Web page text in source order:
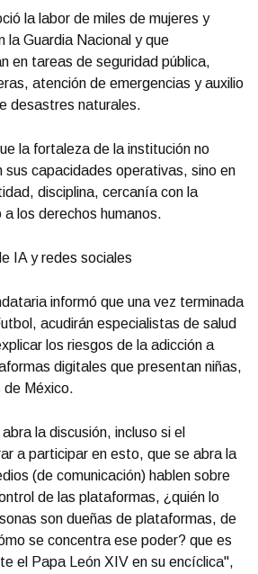
la labor de miles de mujeres y
la Guardia Nacional y que
en tareas de seguridad pública,
atención de emergencias y auxilio
desastres naturales.
la fortaleza de la institución no
sus capacidades operativas, sino en
disciplina, cercanía con la
los derechos humanos.
IA y redes sociales
informó que una vez terminada
acudirán especialistas de salud
los riesgos de la adicción a
digitales que presentan niñas,
de México.
la discusión, incluso si el
a participar en esto, que se abra la
(de comunicación) hablen sobre
de las plataformas, ¿quién lo
son dueñas de plataformas, de
se concentra ese poder? que es
el Papa León XIV en su encíclica",